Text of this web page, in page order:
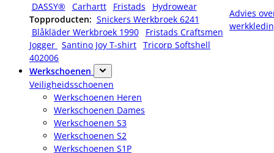
DASSY®
Carhartt Fristads
Hydrowear
Topproducten: Snickers Werkbroek 6241
Blåkläder Werkbroek 1990
Fristads Craftsmen
Jogger Santino Joy T-shirt Tricorp Softshell
402006
Advies
Werkschoenen
Veiligheidsschoenen
Werkschoenen Heren
Werkschoenen Dames
Werkschoenen S3
Werkschoenen S2
Werkschoenen S1P